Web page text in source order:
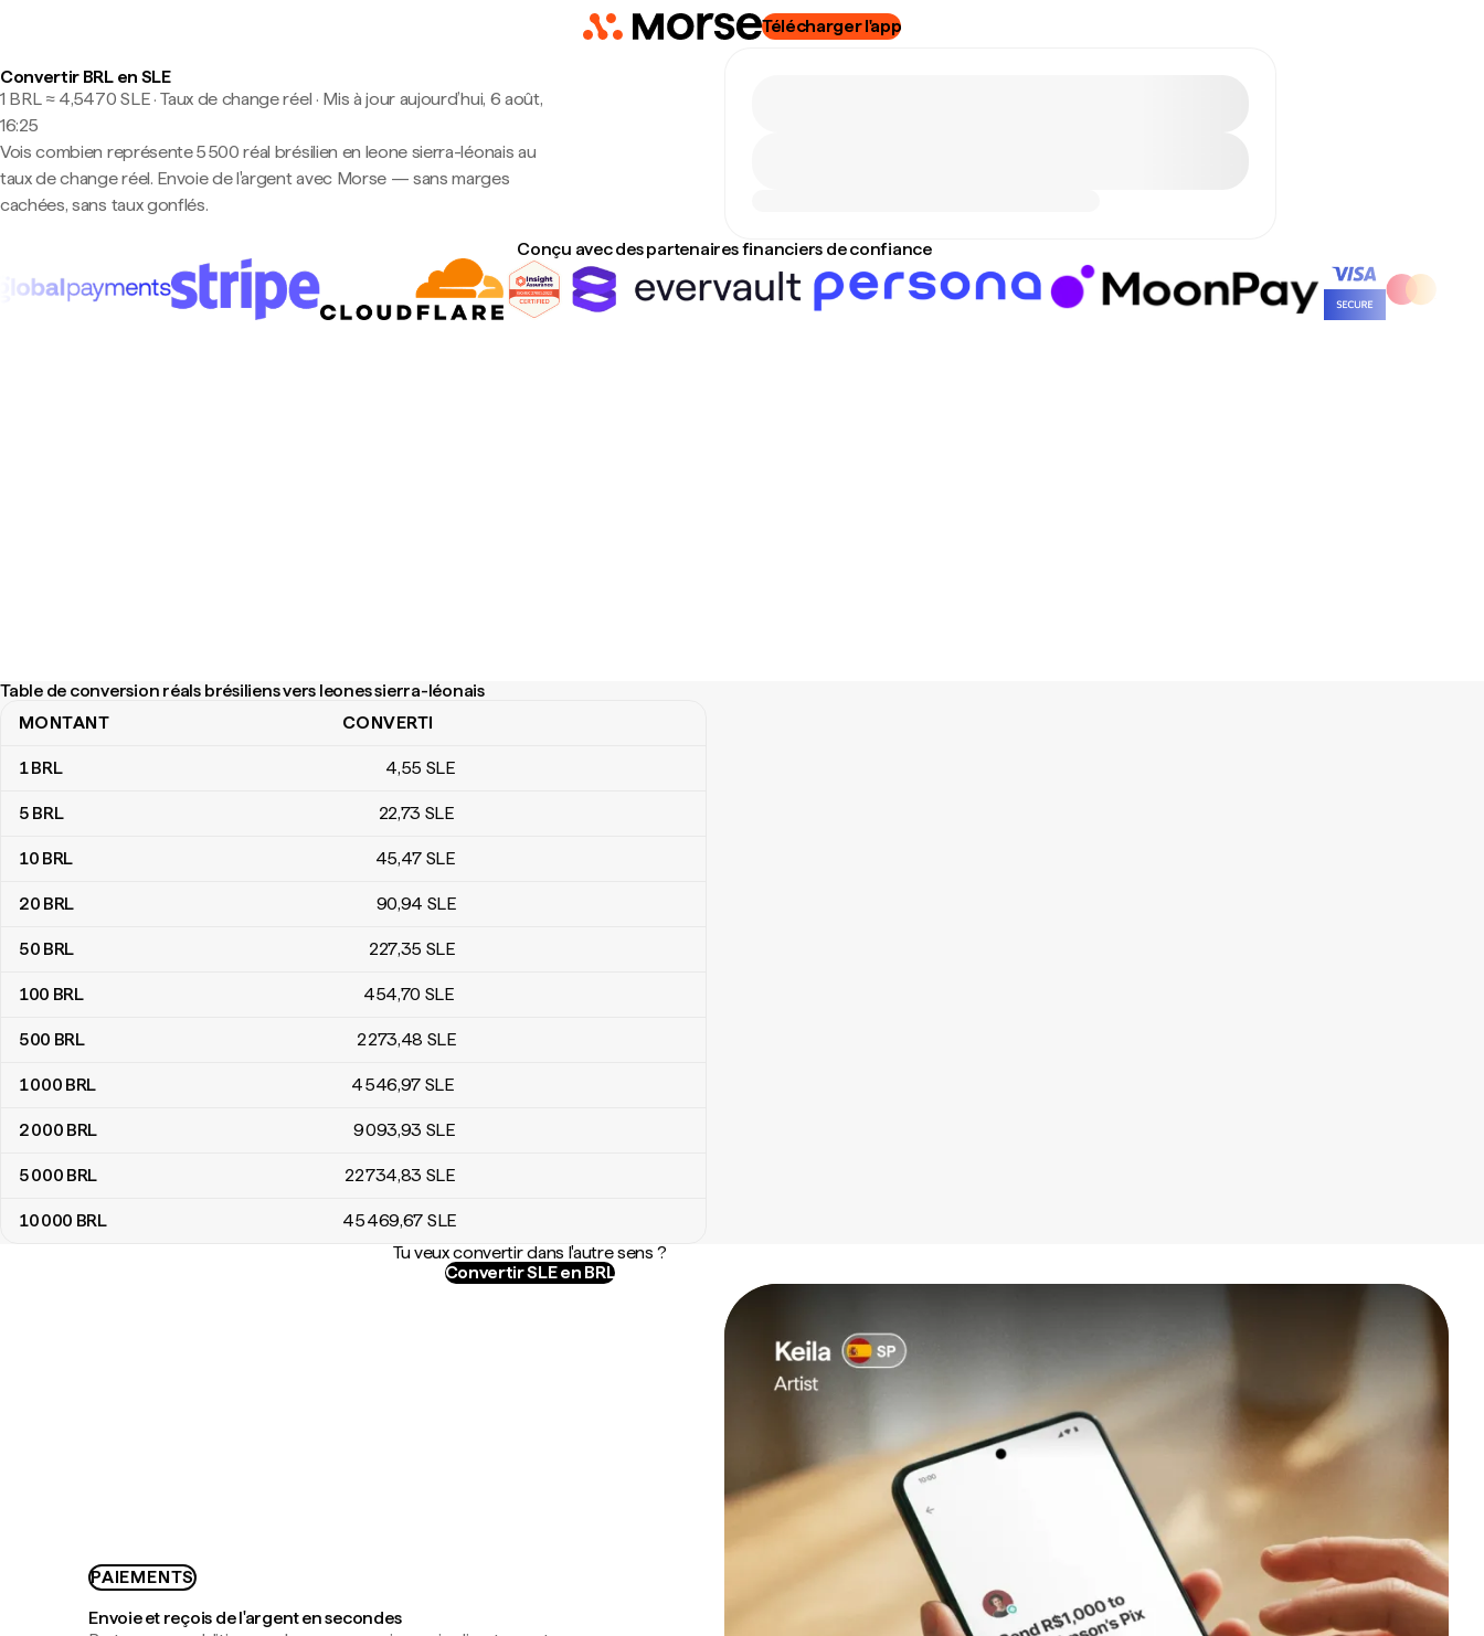
Télécharger l'app
Convertir BRL en SLE
1 BRL ≈ 4,5470 SLE · Taux de change réel · Mis à jour aujourd’hui, 6 août,
16:25
Vois combien représente 5 500 réal brésilien en leone sierra-léonais au
taux de change réel. Envoie de l'argent avec Morse — sans marges
cachées, sans taux gonflés.
Conçu avec des partenaires financiers de confiance
Table de conversion réals brésiliens vers leones sierra-léonais
Table de conversion réals brésiliens vers leones sierra-léonais
MONTANT CONVERTI
1BRL 4,55 SLE
5 BRL 22,73 SLE
10 BRL 45,47 SLE
20 BRL 90,94 SLE
50 BRL 227,35 SLE
100 BRL 454,70 SLE
500 BRL 2 273,48 SLE
1 000 BRL 4 546,97 SLE
2 000 BRL 9 093,93 SLE
5 000 BRL 22 734,83 SLE
10 000 BRL 45 469,67 SLE
Tu veux convertir dans l'autre sens ?
Convertir SLE en BRL
PAIEMENTS
Envoie et reçois de l'argent en secondes